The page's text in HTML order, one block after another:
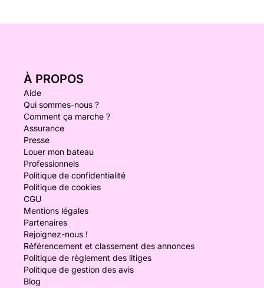
À PROPOS
Aide
Qui sommes-nous ?
Comment ça marche ?
Assurance
Presse
Louer mon bateau
Professionnels
Politique de confidentialité
Politique de cookies
CGU
Mentions légales
Partenaires
Rejoignez-nous !
Référencement et classement des annonces
Politique de règlement des litiges
Politique de gestion des avis
Blog